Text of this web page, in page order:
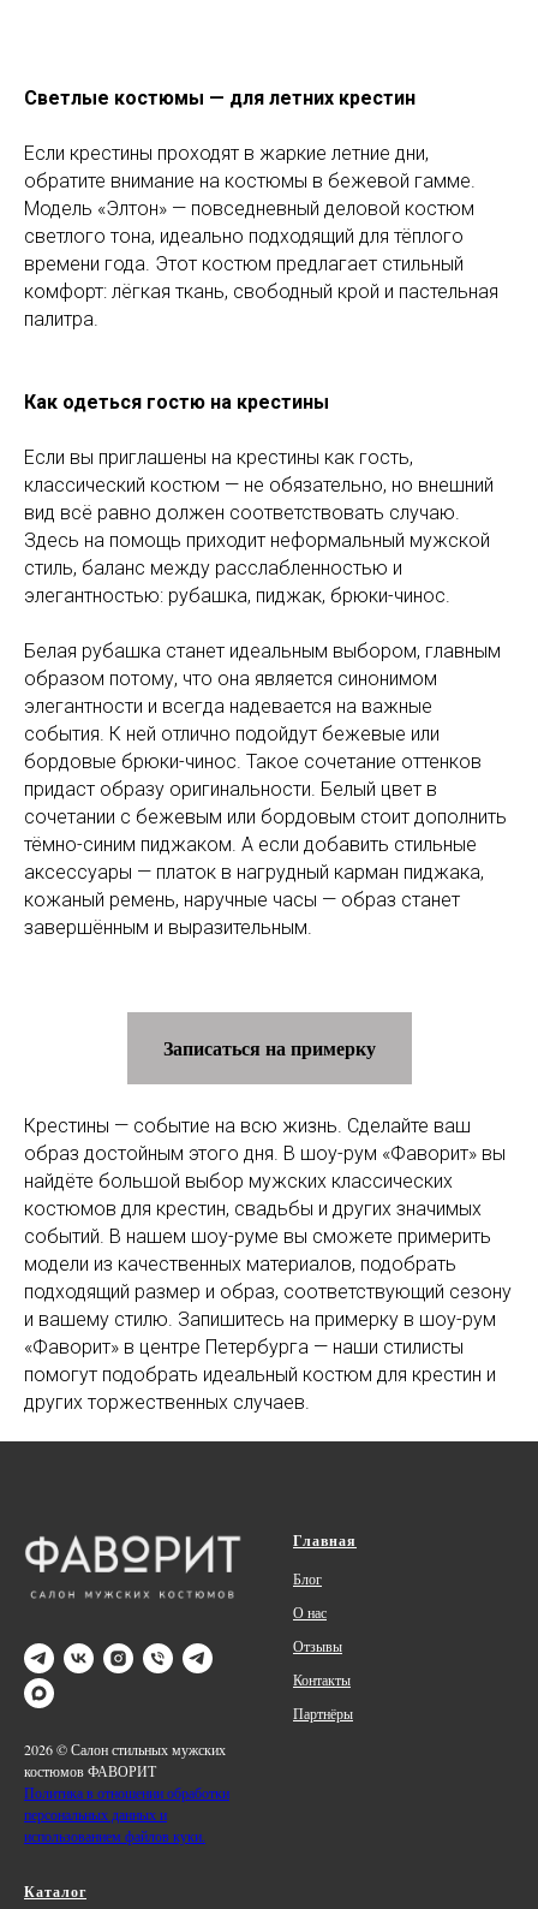
Светлые костюмы — для летних крестин
Если крестины проходят в жаркие летние дни,
обратите внимание на костюмы в бежевой гамме.
Модель «Элтон» — повседневный деловой костюм
светлого тона, идеально подходящий для тёплого
времени года. Этот костюм предлагает стильный
комфорт: лёгкая ткань, свободный крой и пастельная
палитра.
Как одеться гостю на крестины
Если вы приглашены на крестины как гость,
классический костюм — не обязательно, но внешний
вид всё равно должен соответствовать случаю.
Здесь на помощь приходит неформальный мужской
стиль, баланс между расслабленностью и
элегантностью: рубашка, пиджак, брюки-чинос.
Белая рубашка станет идеальным выбором, главным
образом потому, что она является синонимом
элегантности и всегда надевается на важные
события. К ней отлично подойдут бежевые или
бордовые брюки-чинос. Такое сочетание оттенков
придаст образу оригинальности. Белый цвет в
сочетании с бежевым или бордовым стоит дополнить
тёмно-синим пиджаком. А если добавить стильные
аксессуары — платок в нагрудный карман пиджака,
кожаный ремень, наручные часы — образ станет
завершённым и выразительным.
Записаться на примерку
Крестины — событие на всю жизнь. Сделайте ваш
образ достойным этого дня. В шоу-рум «Фаворит» вы
найдёте большой выбор мужских классических
костюмов для крестин, свадьбы и других значимых
событий. В нашем шоу-руме вы сможете примерить
модели из качественных материалов, подобрать
подходящий размер и образ, соответствующий сезону
и вашему стилю. Запишитесь на примерку в шоу-рум
«Фаворит» в центре Петербурга — наши стилисты
помогут подобрать идеальный костюм для крестин и
других торжественных случаев.
2026 © Салон стильных мужских
костюмов ФАВОРИТ
Политика в отношении обработки
персональных данных и
использованием файлов куки.
Главная
Блог
О нас
Отзывы
Контакты
Партнёры
Каталог